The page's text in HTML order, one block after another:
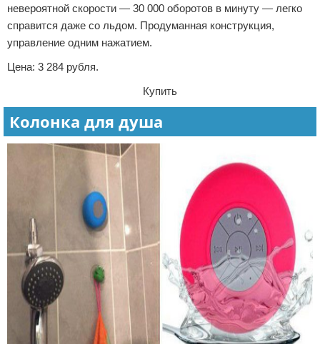
невероятной скорости — 30 000 оборотов в минуту — легко
справится даже со льдом. Продуманная конструкция,
управление одним нажатием.
Цена: 3 284 рубля.
Купить
Колонка для душа